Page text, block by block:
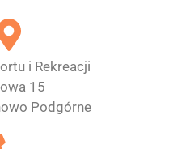
i Rekreacji
15
Podgórne